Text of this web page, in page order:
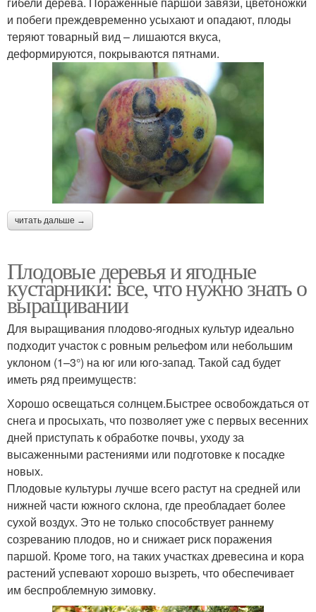
и побеги преждевременно усыхают и опадают, плоды
теряют товарный вид – лишаются вкуса,
деформируются, покрываются пятнами.
читать дальше →
Плодовые деревья и ягодные
кустарники: все, что нужно знать о
выращивании
Для выращивания плодово-ягодных культур идеально
подходит участок с ровным рельефом или небольшим
уклоном (1–3°) на юг или юго-запад. Такой сад будет
иметь ряд преимуществ:
Хорошо освещаться солнцем.Быстрее освобождаться от
снега и просыхать, что позволяет уже с первых весенних
дней приступать к обработке почвы, уходу за
высаженными растениями или подготовке к посадке
новых.
Плодовые культуры лучше всего растут на средней или
нижней части южного склона, где преобладает более
сухой воздух. Это не только способствует раннему
созреванию плодов, но и снижает риск поражения
паршой. Кроме того, на таких участках древесина и кора
растений успевают хорошо вызреть, что обеспечивает
им беспроблемную зимовку.